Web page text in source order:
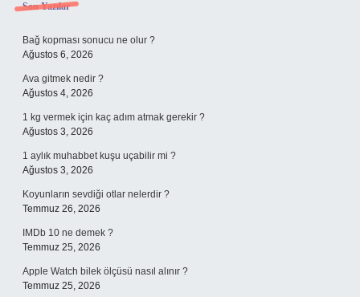
Sidebar
Son Yazılar
Bağ kopması sonucu ne olur ?
Ağustos 6, 2026
Ava gitmek nedir ?
Ağustos 4, 2026
1 kg vermek için kaç adım atmak gerekir ?
Ağustos 3, 2026
1 aylık muhabbet kuşu uçabilir mi ?
Ağustos 3, 2026
Koyunların sevdiği otlar nelerdir ?
Temmuz 26, 2026
IMDb 10 ne demek ?
Temmuz 25, 2026
Apple Watch bilek ölçüsü nasıl alınır ?
Temmuz 25, 2026